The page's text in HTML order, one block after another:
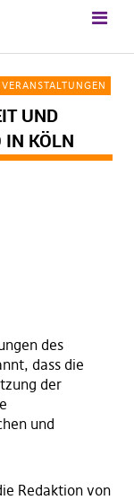
VERANSTALTUNGEN
UND
IN KÖLN
des
dass die
der
und
Redaktion von